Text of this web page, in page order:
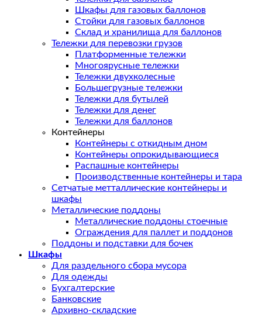
Шкафы для газовых баллонов
Стойки для газовых баллонов
Склад и хранилища для баллонов
Тележки для перевозки грузов
Платформенные тележки
Многоярусные тележки
Тележки двухколесные
Большегрузные тележки
Тележки для бутылей
Тележки для денег
Тележки для баллонов
Контейнеры
Контейнеры с откидным дном
Контейнеры опрокидывающиеся
Распашные контейнеры
Производственные контейнеры и тара
Сетчатые метталлические контейнеры и
шкафы
Металлические поддоны
Металлические поддоны стоечные
Ограждения для паллет и поддонов
Поддоны и подставки для бочек
Шкафы
Для раздельного сбора мусора
Для одежды
Бухгалтерские
Банковские
Архивно-складские